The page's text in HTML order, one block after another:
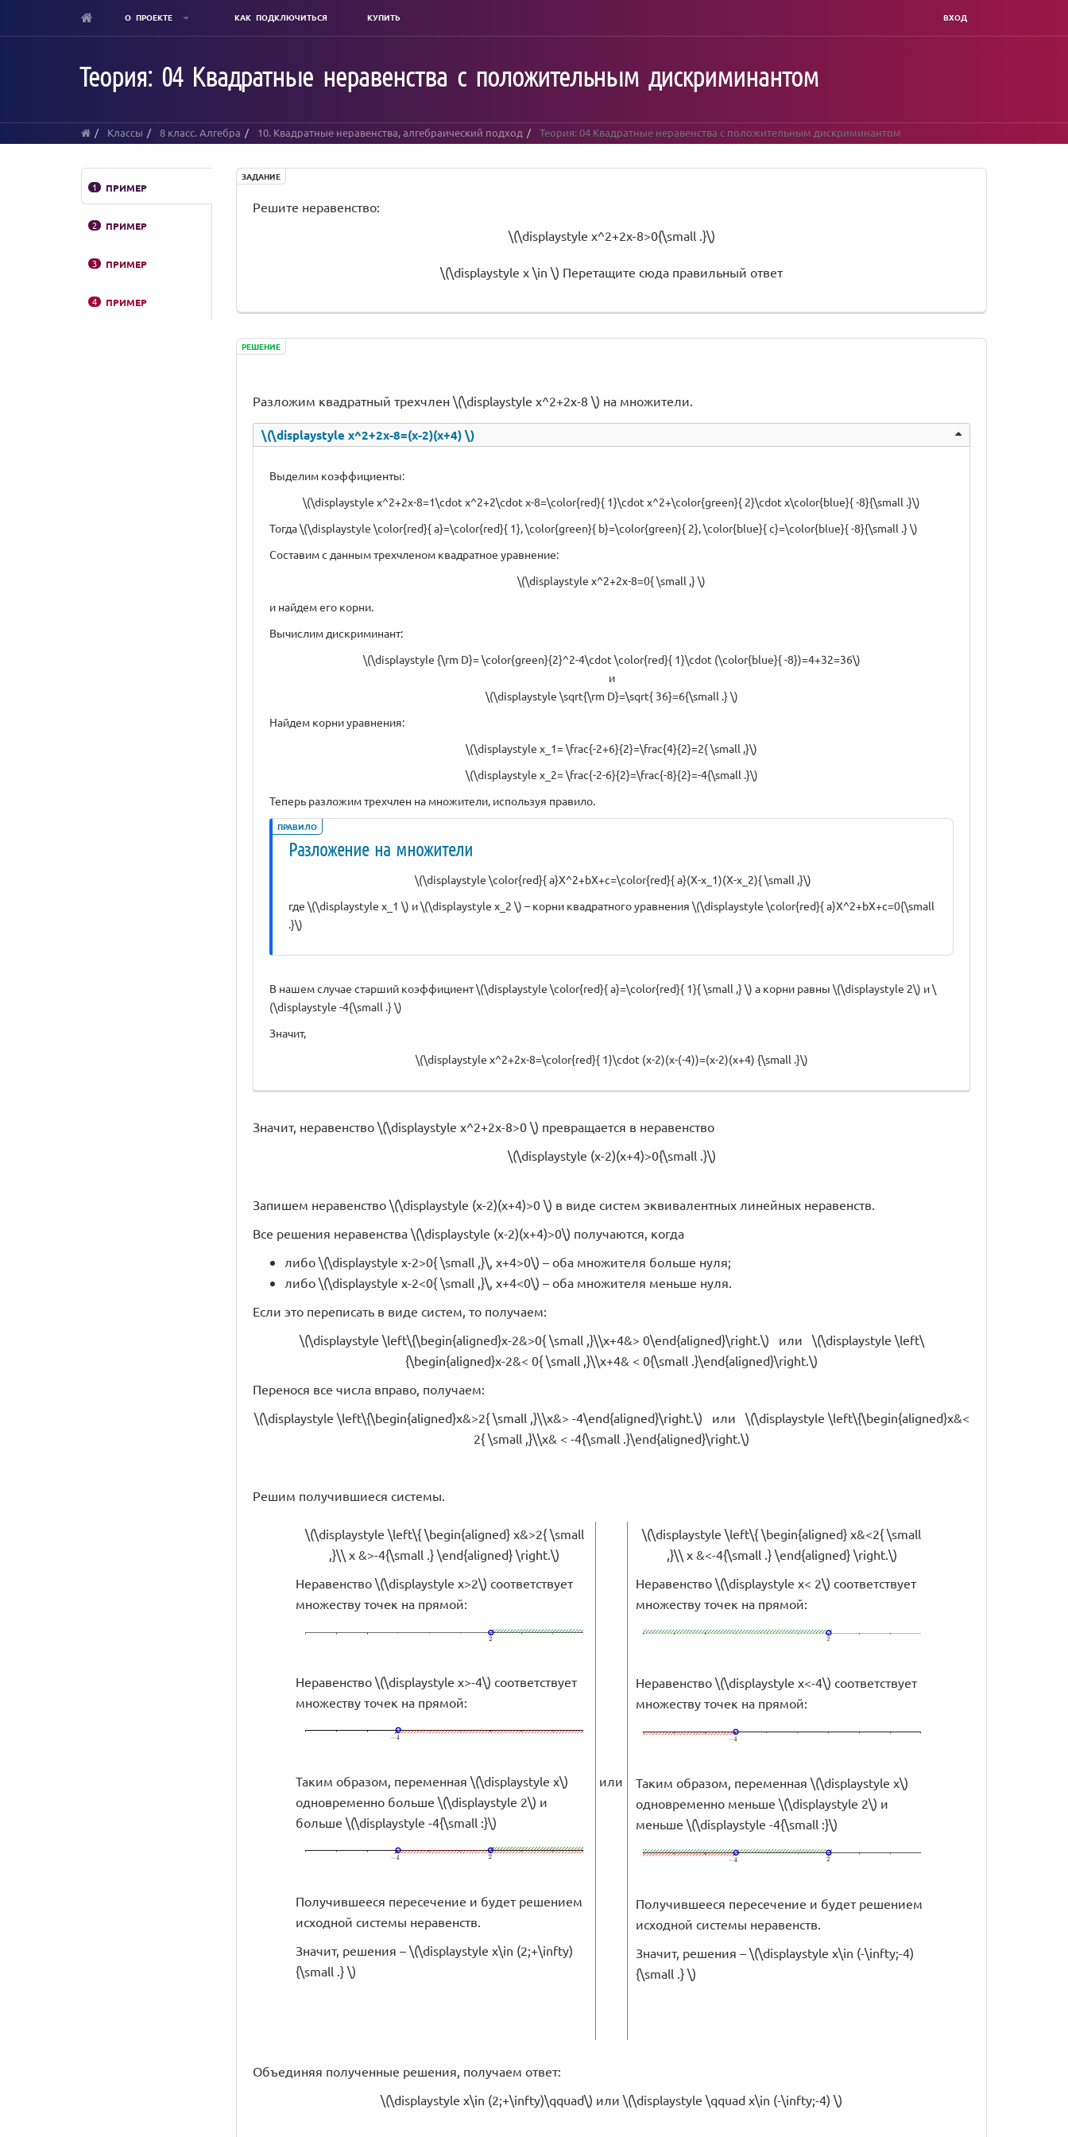
О ПРОЕКТЕ КАК ПОДКЛЮЧИТЬСЯ КУПИТЬ ВХОД
Теория: 04 Квадратные неравенства с положительным дискриминантом
Классы 8 класс. Алгебра 10. Квадратные неравенства, алгебраический подход Теория: 04 Квадратные неравенства с положительным дискриминантом
1 ПРИМЕР
2 ПРИМЕР
3 ПРИМЕР
4 ПРИМЕР
ЗАДАНИЕ
Решите неравенство:
\(\displaystyle x^2+2x-8>0{\small .}\)
\(\displaystyle x \in \) Перетащите сюда правильный ответ
РЕШЕНИЕ
Разложим квадратный трехчлен \(\displaystyle x^2+2x-8 \) на множители.
\(\displaystyle x^2+2x-8=(x-2)(x+4) \)
Выделим коэффициенты:
\(\displaystyle x^2+2x-8=1\cdot x^2+2\cdot x-8=\color{red}{ 1}\cdot x^2+\color{green}{ 2}\cdot x\color{blue}{ -8}{\small .}\)
Тогда \(\displaystyle \color{red}{ a}=\color{red}{ 1}, \color{green}{ b}=\color{green}{ 2}, \color{blue}{ c}=\color{blue}{ -8}{\small .} \)
Составим с данным трехчленом квадратное уравнение:
\(\displaystyle x^2+2x-8=0{ \small ,} \)
и найдем его корни.
Вычислим дискриминант:
\(\displaystyle {\rm D}= \color{green}{2}^2-4\cdot \color{red}{ 1}\cdot (\color{blue}{ -8})=4+32=36\)
и
\(\displaystyle \sqrt{\rm D}=\sqrt{ 36}=6{\small .} \)
Найдем корни уравнения:
\(\displaystyle x_1= \frac{-2+6}{2}=\frac{4}{2}=2{ \small ,}\)
\(\displaystyle x_2= \frac{-2-6}{2}=\frac{-8}{2}=-4{\small .}\)
Теперь разложим трехчлен на множители, используя правило.
ПРАВИЛО
Разложение на множители
\(\displaystyle \color{red}{ a}X^2+bX+c=\color{red}{ a}(X-x_1)(X-x_2){ \small ,}\)
где \(\displaystyle x_1 \) и \(\displaystyle x_2 \) – корни квадратного уравнения \(\displaystyle \color{red}{ a}X^2+bX+c=0{\small
.}\)
В нашем случае старший коэффициент \(\displaystyle \color{red}{ a}=\color{red}{ 1}{ \small ,} \) а корни равны \(\displaystyle 2\) и \
(\displaystyle -4{\small .} \)
Значит,
\(\displaystyle x^2+2x-8=\color{red}{ 1}\cdot (x-2)(x-(-4))=(x-2)(x+4) {\small .}\)
Значит, неравенство \(\displaystyle x^2+2x-8>0 \) превращается в неравенство
\(\displaystyle (x-2)(x+4)>0{\small .}\)
Запишем неравенство \(\displaystyle (x-2)(x+4)>0 \) в виде систем эквивалентных линейных неравенств.
Все решения неравенства \(\displaystyle (x-2)(x+4)>0\) получаются, когда
либо \(\displaystyle x-2>0{ \small ,}\, x+4>0\) – оба множителя больше нуля;
либо \(\displaystyle x-2<0{ \small ,}\, x+4<0\) – оба множителя меньше нуля.
Если это переписать в виде систем, то получаем:
\(\displaystyle \left\{\begin{aligned}x-2&>0{ \small ,}\\x+4&> 0\end{aligned}\right.\) или \(\displaystyle \left\
{\begin{aligned}x-2&< 0{ \small ,}\\x+4& < 0{\small .}\end{aligned}\right.\)
Перенося все числа вправо, получаем:
\(\displaystyle \left\{\begin{aligned}x&>2{ \small ,}\\x&> -4\end{aligned}\right.\) или \(\displaystyle \left\{\begin{aligned}x&<
2{ \small ,}\\x& < -4{\small .}\end{aligned}\right.\)
Решим получившиеся системы.
\(\displaystyle \left\{ \begin{aligned} x&>2{ \small
,}\\ x &>-4{\small .} \end{aligned} \right.\)
Неравенство \(\displaystyle x>2\) соответствует
множеству точек на прямой:
Неравенство \(\displaystyle x>-4\) соответствует
множеству точек на прямой:
Таким образом, переменная \(\displaystyle x\)
одновременно больше \(\displaystyle 2\) и
больше \(\displaystyle -4{\small :}\)
Получившееся пересечение и будет решением
исходной системы неравенств.
Значит, решения – \(\displaystyle x\in (2;+\infty)
{\small .} \)
или
\(\displaystyle \left\{ \begin{aligned} x&<2{ \small
,}\\ x &<-4{\small .} \end{aligned} \right.\)
Неравенство \(\displaystyle x< 2\) соответствует
множеству точек на прямой:
Неравенство \(\displaystyle x<-4\) соответствует
множеству точек на прямой:
Таким образом, переменная \(\displaystyle x\)
одновременно меньше \(\displaystyle 2\) и
меньше \(\displaystyle -4{\small :}\)
Получившееся пересечение и будет решением
исходной системы неравенств.
Значит, решения – \(\displaystyle x\in (-\infty;-4)
{\small .} \)
Объединяя полученные решения, получаем ответ:
\(\displaystyle x\in (2;+\infty)\qquad\) или \(\displaystyle \qquad x\in (-\infty;-4) \)